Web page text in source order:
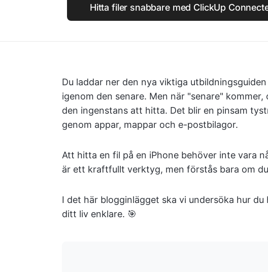
Hitta filer snabbare med ClickUp
Du laddar ner den nya viktiga
igenom den senare. Men när "senare"
den ingenstans att hitta. Det blir en pinsam
genom appar, mappar och e-postbilagor.
Att hitta en fil på en iPhone behöver inte vara
är ett kraftfullt verktyg, men förstås bara om
I det här blogginlägget ska vi undersöka hur
ditt liv enklare. 🎯